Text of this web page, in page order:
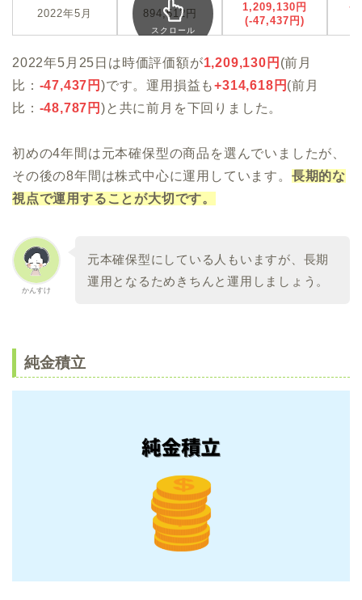
2022年5月 894,512円
1,209,130円
(-47,437円)
スクロール
2022年5月25日は時価評価額が1,209,130 円 (前月
比： -47,437 円)です。運用損益も+314,618 円 (前月
比： -48,787 円)と共に前月を下回りました。
初めの4年間は元本確保型の商品を選んでいましたが、
その後の8年間は株式中心に運用しています。 長期的な
視点で運用することが大切です。
かんすけ
元本確保型にしている人もいますが、長期
運用となるためきちんと運用しましょう。
純金積立